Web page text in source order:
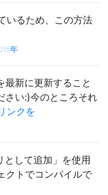
いるため、この方法
年
最新に更新すること
さい:)今のところそれ
ンクを
として追加」を使用
クトでコンパイルで